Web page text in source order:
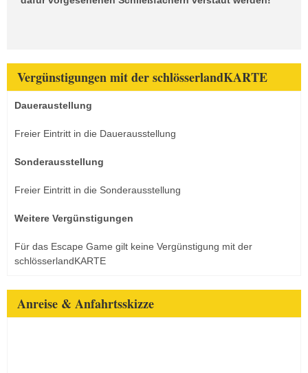
Vergünstigungen mit der schlösserlandKARTE
Daueraustellung
Freier Eintritt in die Dauerausstellung
Sonderausstellung
Freier Eintritt in die Sonderausstellung
Weitere Vergünstigungen
Für das Escape Game gilt keine Vergünstigung mit der
schlösserlandKARTE
Anreise & Anfahrtsskizze